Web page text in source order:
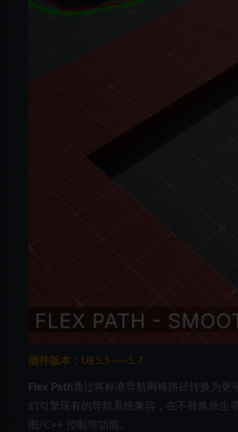
插件版本：UE5.5——5.7
Flex Path 通过将标准导航网格路径转换为
幻引擎现有的导航系统兼容，在不替换原生
图/C++ 控制等功能。